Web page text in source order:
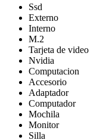
Ssd
Externo
Interno
M.2
Tarjeta de video
Nvidia
Computacion
Accesorio
Adaptador
Computador
Mochila
Monitor
Silla